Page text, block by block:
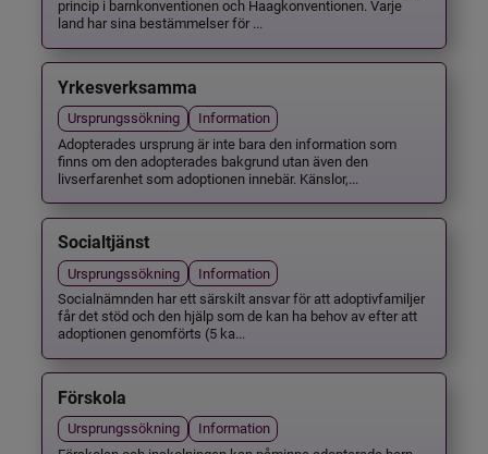
princip i barnkonventionen och Haagkonventionen. Varje
land har sina bestämmelser för ...
Yrkesverksamma
Ursprungssökning
Information
Adopterades ursprung är inte bara den information som
finns om den adopterades bakgrund utan även den
livserfarenhet som adoptionen innebär. Känslor,...
Socialtjänst
Ursprungssökning
Information
Socialnämnden har ett särskilt ansvar för att adoptivfamiljer
får det stöd och den hjälp som de kan ha behov av efter att
adoptionen genomförts (5 ka...
Förskola
Ursprungssökning
Information